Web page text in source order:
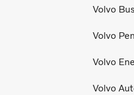
Volvo
Volvo
Volvo
Volvo